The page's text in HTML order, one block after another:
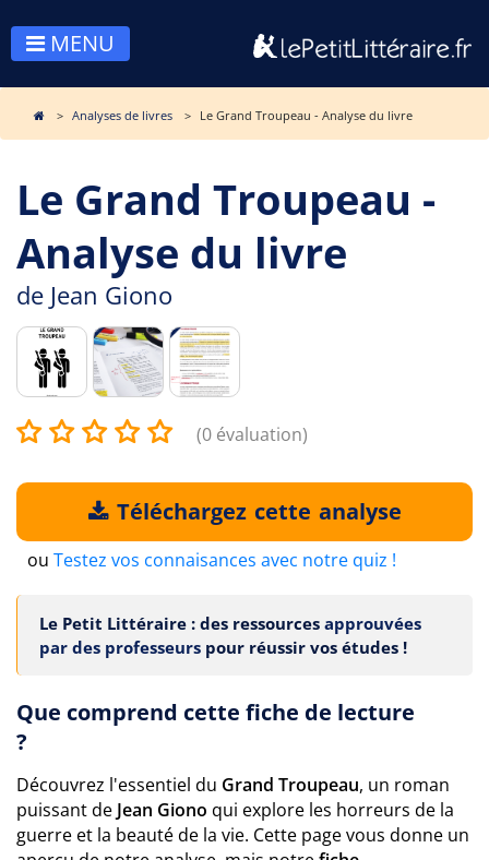
MENU
Analyses de livres Le Grand Troupeau - Analyse du livre
Le Grand Troupeau -
Analyse du livre
de Jean Giono
(0 évaluation)
Téléchargez cette analyse
ou Testez vos connaisances avec notre quiz !
Le Petit Littéraire : des ressources approuvées
par des professeurs pour réussir vos études !
Que comprend cette fiche de lecture
?
Découvrez l'essentiel du Grand Troupeau, un roman
puissant de Jean Giono qui explore les horreurs de la
guerre et la beauté de la vie. Cette page vous donne un